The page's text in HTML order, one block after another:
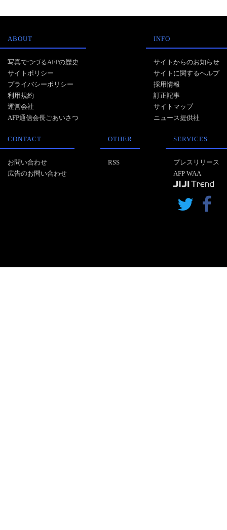
ABOUT
写真でつづるAFPの歴史
サイトポリシー
プライバシーポリシー
利用規約
運営会社
AFP通信会長ごあいさつ
INFO
サイトからのお知らせ
サイトに関するヘルプ
採用情報
訂正記事
サイトマップ
ニュース提供社
CONTACT
お問い合わせ
広告のお問い合わせ
OTHER
RSS
SERVICES
プレスリリース
AFP WAA